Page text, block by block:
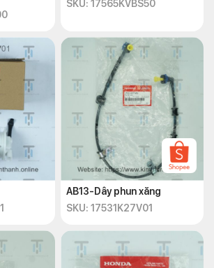
SKU: 17565KVBS50
AB13-Dây phun xăng
SKU: 17531K27V01